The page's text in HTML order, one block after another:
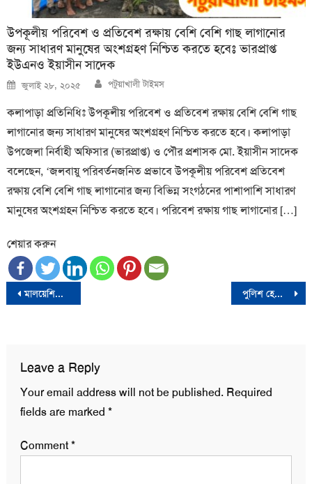
উপকূলীয় পরিবেশ ও প্রতিবেশ রক্ষায় বেশি বেশি গাছ লাগানোর
জন্য সাধারণ মানুষের অংশগ্রহণ নিশ্চিত করতে হবেঃ ভারপ্রাপ্ত
ইউএনও ইয়াসীন সাদেক
Posted
on
জুলাই ২৮, ২০২৫ Author
পটুয়াখালী টাইমস
কলাপাড়া প্রতিনিধিঃ উপকূলীয় পরিবেশ ও প্রতিবেশ রক্ষায় বেশি বেশি গাছ
লাগানোর জন্য সাধারণ মানুষের অংশগ্রহণ নিশ্চিত করতে হবে। কলাপাড়া
উপজেলা নির্বাহী অফিসার (ভারপ্রাপ্ত) ও পৌর প্রশাসক মো. ইয়াসীন সাদেক
বলেছেন, ‘জলবায়ু পরিবর্তনজনিত প্রভাবে উপকূলীয় পরিবেশ প্রতিবেশ
রক্ষায় বেশি বেশি গাছ লাগানোর জন্য বিভিন্ন সংগঠনের পাশাপাশি সাধারণ
মানুষের অংশগ্রহন নিশ্চিত করতে হবে। পরিবেশ রক্ষায় গাছ লাগানোর […]
শেয়ার করুন
Post
মালয়েশিয়ার নতুন রাজা সুলতান ইব্রাহিম পুলিশ হেফাজতে বডিবিল্ডার ফারুকের মৃত্যু: ওসিসহ ৫ পুলিশের বিরুদ্ধে তদন্তের নির্দেশ
Leave a Reply
Your email address will not be published. Required
fields are marked *
Comment*